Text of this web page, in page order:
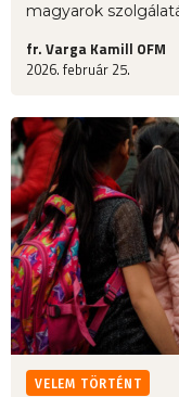
magyarok
fr. Varga Kamill OFM
2026. február 25.
VELEM TÖRTÉNT